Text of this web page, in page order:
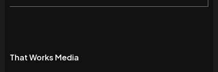
That Works Media